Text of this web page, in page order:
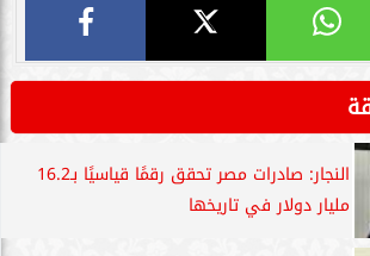
النجار: صادرات مصر تحقق رقمًا قياسيًا بـ16.2
مليار دولار في تاريخها